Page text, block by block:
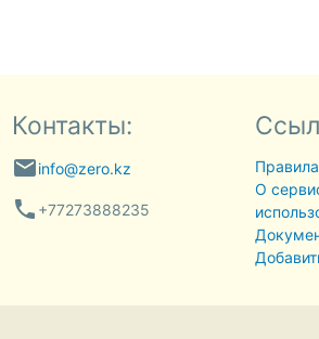
Контакты:
emailinfo@zero.kz
phone +77273888235
О